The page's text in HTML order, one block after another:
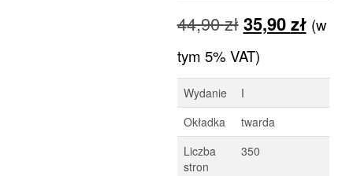
44,90zł Pierwotna
cena
wynosiła:
44,90 zł.
35,90zł
35,90
(w
tym 5% VAT)
Wydanie
I
Okładka
twarda
Liczba
stron
350